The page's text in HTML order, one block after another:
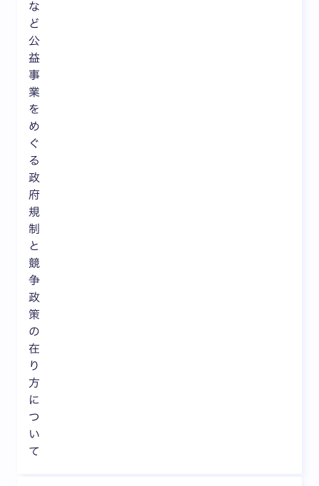
な
ど
公
益
事
業
を
め
ぐ
る
政
府
規
制
と
競
争
政
策
の
在
り
方
に
つ
い
て